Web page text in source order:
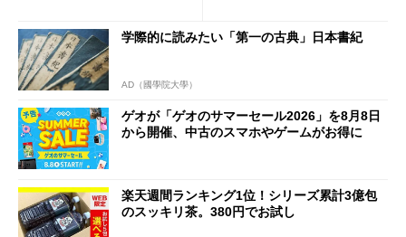
学際的に読みたい「第一の古典」日本書紀
AD（國學院大學）
ゲオが「ゲオのサマーセール2026」を8月8日
から開催、中古のスマホやゲームがお得に
楽天週間ランキング1位！シリーズ累計3億包
のスッキリ茶。380円でお試し